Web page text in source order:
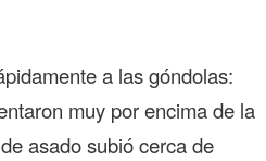
a las góndolas:
muy por encima de la
asado subió cerca de